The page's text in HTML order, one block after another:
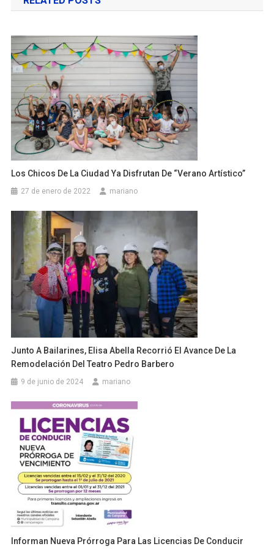
entradas
Los Chicos De La Ciudad Ya Disfrutan De “Verano Artístico”
27 de enero de 2022 mariano
Junto A Bailarines, Elisa Abella Recorrió El Avance De La
Remodelación Del Teatro Pedro Barbero
9 de junio de 2024 mariano
Informan Nueva Prórroga Para Las Licencias De Conducir